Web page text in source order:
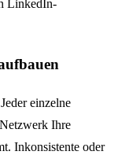
LinkedIn-
einzelne
Ihre
Inkonsistente oder